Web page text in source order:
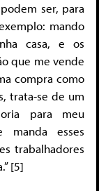
ser, para
mando
casa, e os
que me vende
compra como
trata-se de um
para meu
manda esses
trabalhadores
[5]